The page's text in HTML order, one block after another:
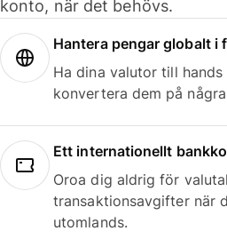
konto, när det behövs.
Hantera pengar globalt i
Ha dina valutor till
konvertera dem på
Ett internationellt
Oroa dig aldrig för
transaktionsavgifter när
utomlands.